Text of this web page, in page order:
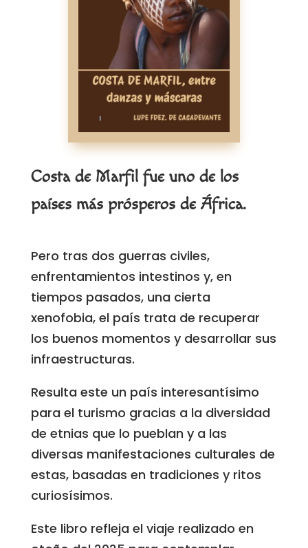
Costa de Marfil fue uno de los
países más prósperos de África.
Pero tras dos guerras civiles,
enfrentamientos intestinos y, en
tiempos pasados, una cierta
xenofobia, el país trata de recuperar
los buenos momentos y desarrollar sus
infraestructuras.
Resulta este un país interesantísimo
para el turismo gracias a la diversidad
de etnias que lo pueblan y a las
diversas manifestaciones culturales de
estas, basadas en tradiciones y ritos
curiosísimos.
Este libro refleja el viaje realizado en